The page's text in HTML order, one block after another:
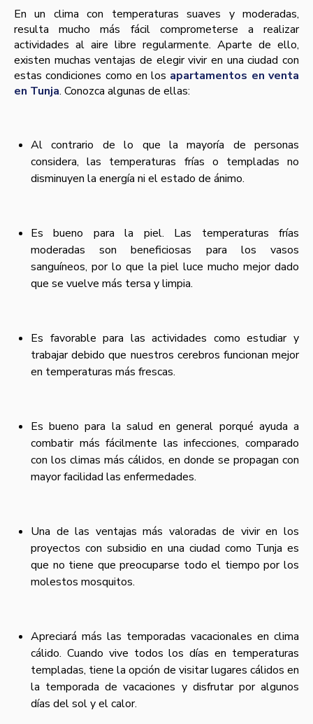
En un clima con temperaturas suaves y moderadas,
resulta mucho más fácil comprometerse a realizar
actividades al aire libre regularmente. Aparte de ello,
existen muchas ventajas de elegir vivir en una ciudad con
estas condiciones como en los apartamentos en venta
en Tunja. Conozca algunas de ellas:
Al contrario de lo que la mayoría de personas
considera, las temperaturas frías o templadas no
disminuyen la energía ni el estado de ánimo.
Es bueno para la piel. Las temperaturas frías
moderadas son beneficiosas para los vasos
sanguíneos, por lo que la piel luce mucho mejor dado
que se vuelve más tersa y limpia.
Es favorable para las actividades como estudiar y
trabajar debido que nuestros cerebros funcionan mejor
en temperaturas más frescas.
Es bueno para la salud en general porqué ayuda a
combatir más fácilmente las infecciones, comparado
con los climas más cálidos, en donde se propagan con
mayor facilidad las enfermedades.
Una de las ventajas más valoradas de vivir en los
proyectos con subsidio en una ciudad como Tunja es
que no tiene que preocuparse todo el tiempo por los
molestos mosquitos.
Apreciará más las temporadas vacacionales en clima
cálido. Cuando vive todos los días en temperaturas
templadas, tiene la opción de visitar lugares cálidos en
la temporada de vacaciones y disfrutar por algunos
días del sol y el calor.